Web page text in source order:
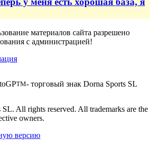
материалов сайта разрешено
с администрацией!
TM- торговый знак Dorna Sports SL
All rights reserved. All trademarks are the
owners.
версию